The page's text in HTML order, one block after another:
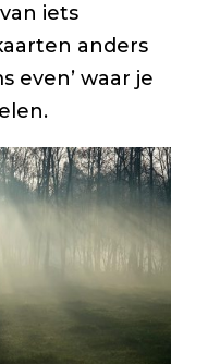
iets
anders
even’ waar je